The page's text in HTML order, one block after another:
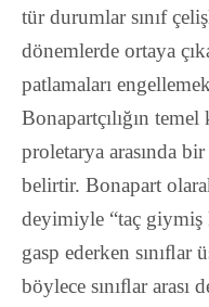
tür durumlar sınıf
dönemlerde ortaya
patlamaları
Bonapartçılığın
proletarya arasında
belirtir. Bonapart
deyimiyle “taç giymiş
gasp ederken sınıﬂar
böylece sınıﬂar arası